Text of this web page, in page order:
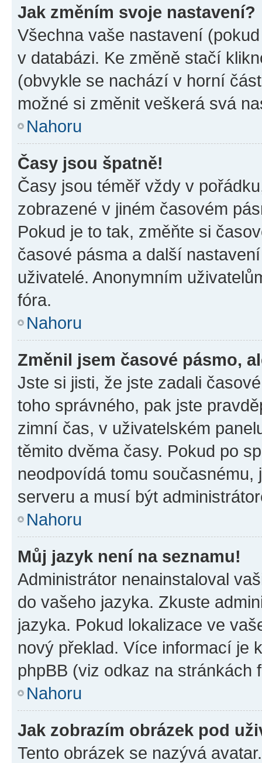
Jak změním svoje nastavení?
Všechna vaše nastavení
v databázi. Ke změně stačí
(obvykle se nachází v horní
možné si změnit veškerá svá
Nahoru
Časy jsou špatně!
Časy jsou téměř vždy v
zobrazené v jiném časovém
Pokud je to tak, změňte si
časové pásma a další
uživatelé. Anonymním
fóra.
Nahoru
Změnil jsem časové pásmo,
Jste si jisti, že jste zadali
toho správného, pak jste
zimní čas, v uživatelském
těmito dvěma časy. Pokud po
neodpovídá tomu
serveru a musí být
Nahoru
Můj jazyk není na seznamu!
Administrátor nenainstaloval
do vašeho jazyka. Zkuste
jazyka. Pokud lokalizace ve
nový překlad. Více informací je
phpBB (viz odkaz na stránkách
Nahoru
Jak zobrazím obrázek pod
Tento obrázek se nazývá